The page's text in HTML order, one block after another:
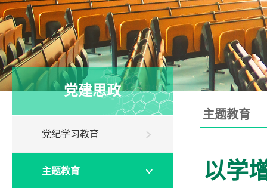
党建思政
党纪学习教育
主题教育
主题教育
以学